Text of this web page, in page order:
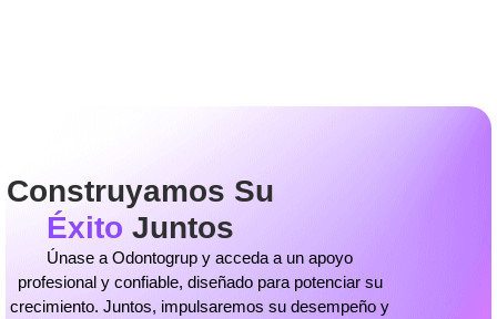
Construyamos Su
Éxito Juntos
Únase a Odontogrup y acceda a un apoyo
profesional y confiable, diseñado para potenciar su
crecimiento. Juntos, impulsaremos su desempeño y